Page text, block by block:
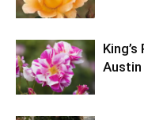
Austin